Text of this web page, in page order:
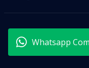
Whatsapp